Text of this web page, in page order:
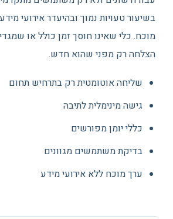
בשיעור טעויות נמוך ובהיעדר אירועי
מוכח. כלי שאינו חוסך זמן כולל או
הצלחה רק מפני שהוא חדש.
שליחה אוטומטית רק בתרחיש תחום
גישה מינימלית לתיבה
כללי יומן מפורשים
בדיקת משתמשים מגוונים
ערך מוכח ללא אירועי מידע